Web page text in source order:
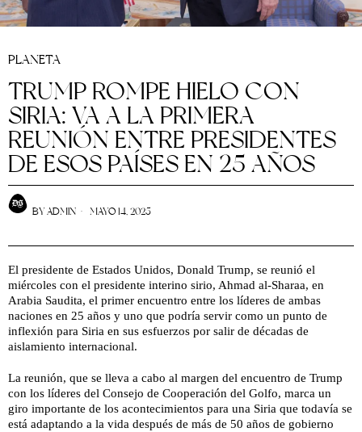
PLANETA
TRUMP ROMPE HIELO CON
SIRIA: VA A LA PRIMERA
REUNIÓN ENTRE PRESIDENTES
DE ESOS PAÍSES EN 25 AÑOS
BYADMIN MAYO 14, 2025
El presidente de Estados Unidos, Donald Trump, se reunió el
miércoles con el presidente interino sirio, Ahmad al-Sharaa, en
Arabia Saudita, el primer encuentro entre los líderes de ambas
naciones en 25 años y uno que podría servir como un punto de
inflexión para Siria en sus esfuerzos por salir de décadas de
aislamiento internacional.
La reunión, que se lleva a cabo al margen del encuentro de Trump
con los líderes del Consejo de Cooperación del Golfo, marca un
giro importante de los acontecimientos para una Siria que todavía se
está adaptando a la vida después de más de 50 años de gobierno